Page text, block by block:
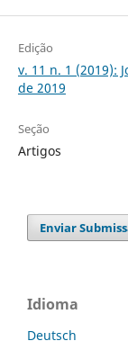
Edição
v. 11 n. 1 (2019):
de 2019
Seção
Artigos
Enviar
Idioma
Deutsch